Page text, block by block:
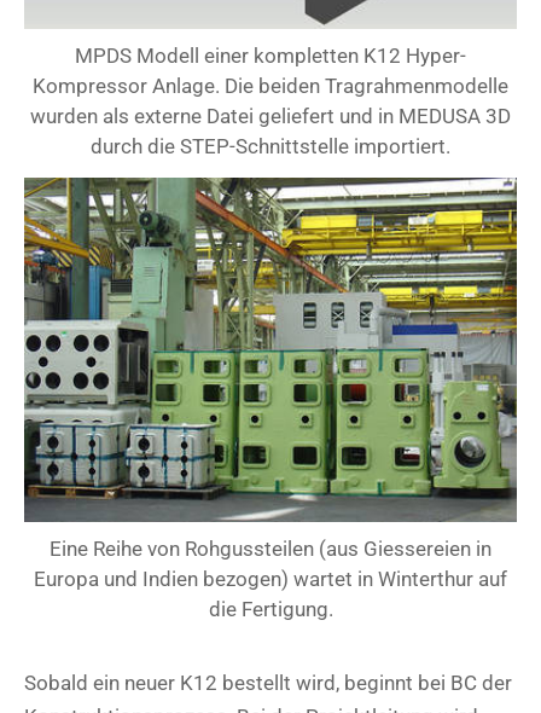
MPDS Modell einer kompletten K12 Hyper-
Kompressor Anlage. Die beiden Tragrahmenmodelle
wurden als externe Datei geliefert und in MEDUSA 3D
durch die STEP-Schnittstelle importiert.
Eine Reihe von Rohgussteilen (aus Giessereien in
Europa und Indien bezogen) wartet in Winterthur auf
die Fertigung.
Sobald ein neuer K12 bestellt wird, beginnt bei BC der